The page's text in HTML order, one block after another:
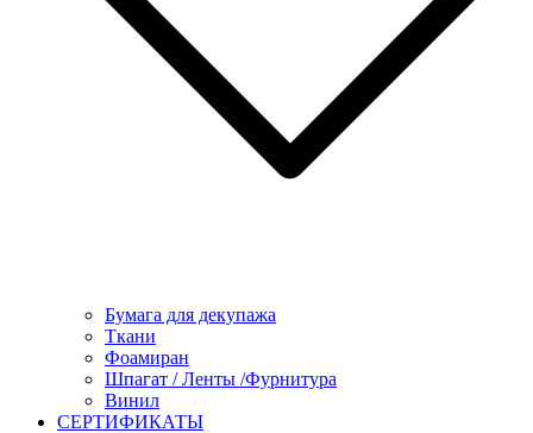
Бумага для декупажа
Ткани
Фоамиран
Шпагат / Ленты /Фурнитура
Винил
СЕРТИФИКАТЫ